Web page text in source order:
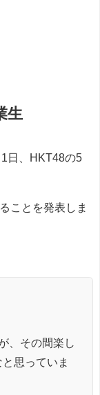
生
日、HKT48の5
ことを発表しま
、その間楽し
思っていま